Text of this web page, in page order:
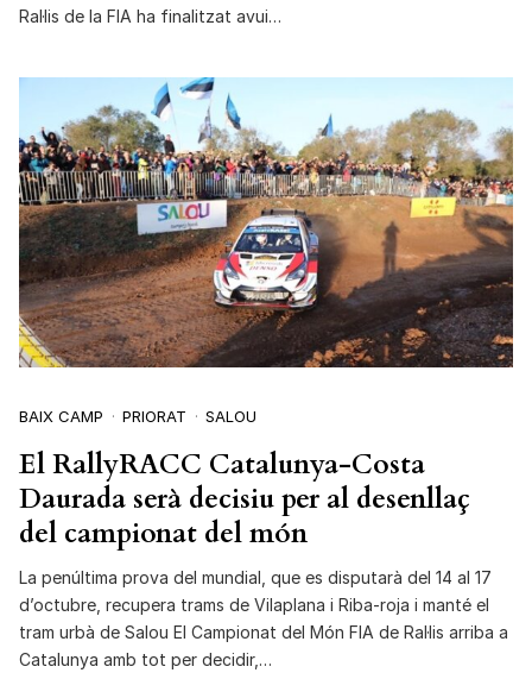
Ral·lis de la FIA ha finalitzat avui…
BAIX CAMP PRIORAT SALOU
El RallyRACC Catalunya-Costa
Daurada serà decisiu per al desenllaç
del campionat del món
La penúltima prova del mundial, que es disputarà del 14 al 17
d’octubre, recupera trams de Vilaplana i Riba-roja i manté el
tram urbà de Salou El Campionat del Món FIA de Ral·lis arriba a
Catalunya amb tot per decidir,…